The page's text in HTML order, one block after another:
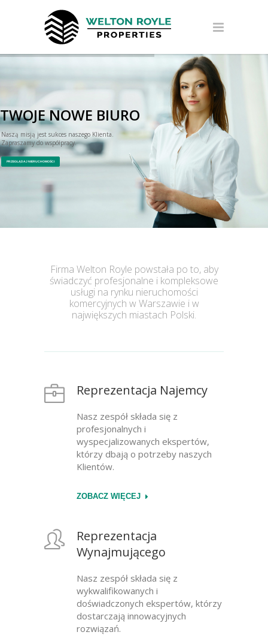
TWOJE NOWE BIURO
Naszą misją jest sukces naszego Klienta.
PRZEGLĄDAJ NIERUCHOMOŚCI
Firma Welton Royle powstała po to, aby
świadczyć profesjonalne i kompleksowe
usługi na rynku nieruchomości
komercyjnych w Warszawie i w
największych miastach Polski.
Reprezentacja Najemcy
Nasz zespół składa się z
profesjonalnych i
wyspecjalizowanych ekspertów,
którzy dbają o potrzeby naszych
Klientów.
ZOBACZ WIĘCEJ
Reprezentacja
Wynajmującego
Nasz zespół składa się z
wykwalifikowanych i
doświadczonych ekspertów, którzy
dostarczają innowacyjnych
rozwiązań.